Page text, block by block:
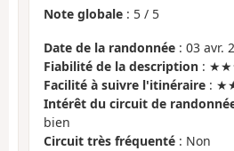
Note globale : 5 / 5
Date de la randonnée : 03 avr.
Fiabilité de la description :
Facilité à suivre l'itinéraire :
Intérêt du circuit de
bien
Circuit très fréquenté : Non